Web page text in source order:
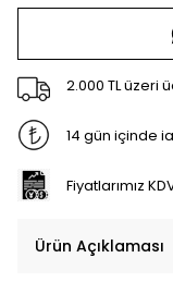
2.000 TL üzeri
14 gün içinde
Fiyatlarımız
Ürün Açıklaması